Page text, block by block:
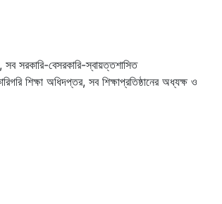
সব সরকারি-বেসরকারি-স্বায়ত্তশাসিত
শিক্ষা অধিদপ্তর, সব শিক্ষাপ্রতিষ্ঠানের অধ্যক্ষ ও